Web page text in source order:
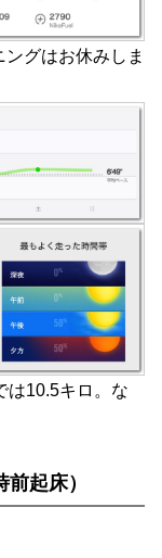
グはお休みしま
は10.5キロ。な
起床）